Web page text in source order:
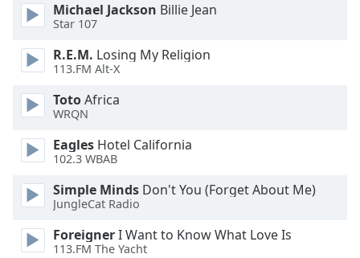
in-
Picture
modal
Beginning
dialog
Escape
Michael Jackson Billie Jean
Star 107
R.E.M. Losing My Religion
113.FM Alt-X
TotoAfrica
WRQN
Eagles Hotel California
102.3 WBAB
Simple Minds Don't You (Forget About Me)
JungleCat Radio
ForeignerI Want to Know What Love Is
113.FM The Yacht